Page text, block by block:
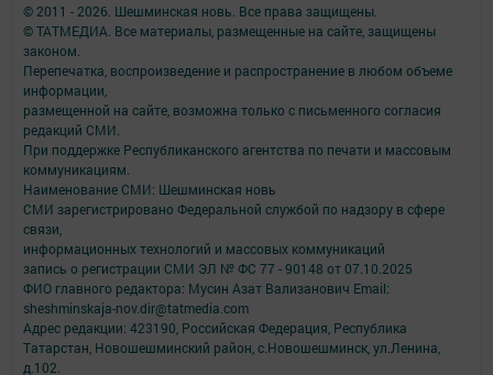
© 2011 - 2026. Шешминская новь. Все права защищены.
© ТАТМЕДИА. Все материалы, размещенные на сайте, защищены
законом.
Перепечатка, воспроизведение и распространение в любом объеме
информации,
размещенной на сайте, возможна только с письменного согласия
редакций СМИ.
При поддержке Республиканского агентства по печати и массовым
коммуникациям.
Наименование СМИ: Шешминская новь
СМИ зарегистрировано Федеральной службой по надзору в сфере
связи,
информационных технологий и массовых коммуникаций
запись о регистрации СМИ ЭЛ № ФС 77 - 90148 от 07.10.2025
ФИО главного редактора: Мусин Азат Вализанович Email:
sheshminskaja-nov.dir@tatmedia.com
Адрес редакции: 423190, Российская Федерация, Республика
Татарстан, Новошешминский район, с.Новошешминск, ул.Ленина,
д.102.